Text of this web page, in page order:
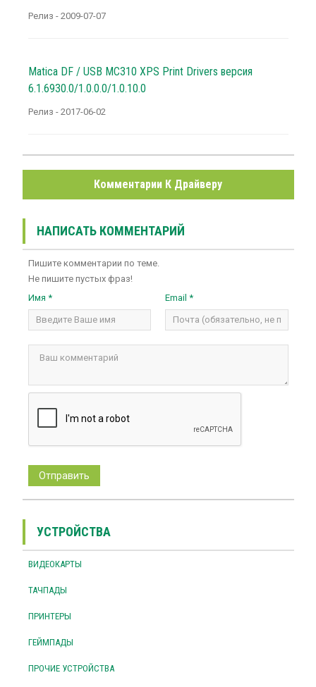
Релиз - 2009-07-07
Matica DF / USB MC310 XPS Print Drivers версия
6.1.6930.0/1.0.0.0/1.0.10.0
Релиз - 2017-06-02
Комментарии К Драйверу
НАПИСАТЬ КОММЕНТАРИЙ
Пишите комментарии по теме.
Не пишите пустых фраз!
Имя *
Email *
УСТРОЙСТВА
ВИДЕОКАРТЫ
ТАЧПАДЫ
ПРИНТЕРЫ
ГЕЙМПАДЫ
ПРОЧИЕ УСТРОЙСТВА